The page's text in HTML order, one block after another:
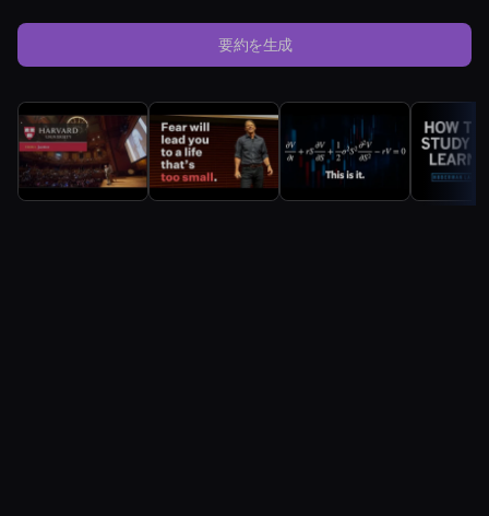
要約を生成